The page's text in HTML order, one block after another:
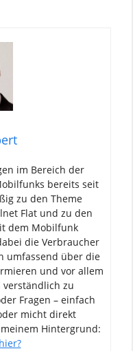
im Bereich der
bereits seit
zu den Theme
Flat und zu den
dem Mobilfunk
die Verbraucher
umfassend über die
und vor allem
zu
Fragen – einfach
micht direkt
Hintergrund: